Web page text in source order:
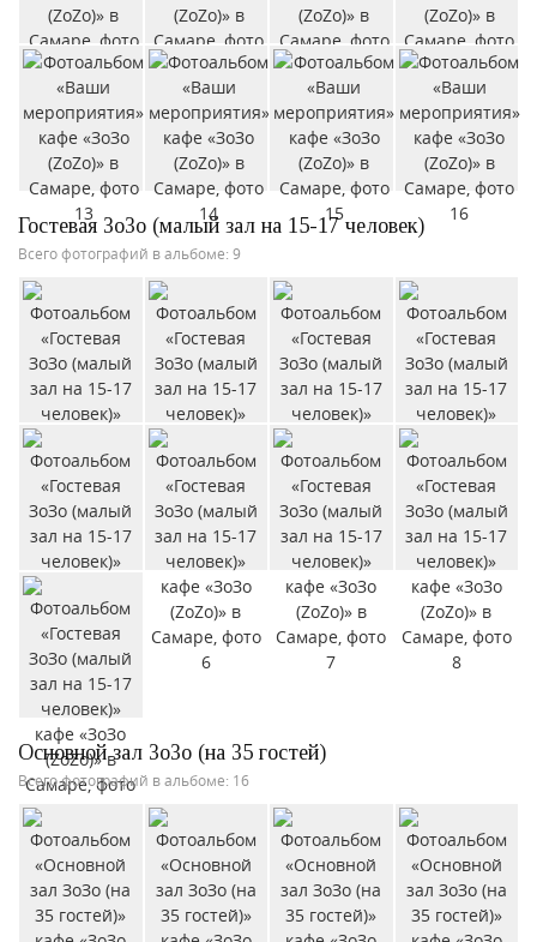
Гостевая ЗоЗо (малый зал на 15-17 человек)
Всего фотографий в альбоме: 9
Основной зал ЗоЗо (на 35 гостей)
Всего фотографий в альбоме: 16